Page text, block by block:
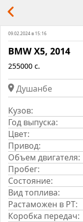
BMW X5, 2014
255000 c.
Душанбе
09.02.2024 в 15:16
Кузов:
Год выпуска:
Цвет:
Привод:
Объем двигателя:
Пробег:
Состояние:
Вид топлива:
Растаможен в РТ:
Коробка передач: